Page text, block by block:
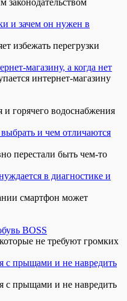
законодательством
и зачем он нужен в
избежать перегрузки
магазину, а когда нет
интернет-магазину
горячего водоснабжения
и чем отличаются
перестали быть чем-то
в диагностике и
смартфон может
BOSS
не требуют громких
с прыщами и не навредить
с прыщами и не навредить